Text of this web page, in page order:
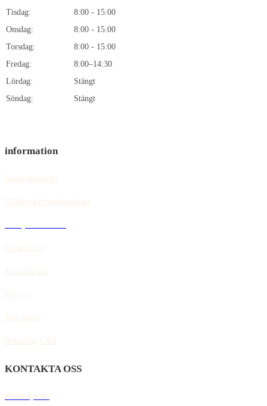
Tisdag:
8:00 - 15:00
Onsdag:
8:00 - 15:00
Torsdag:
8:00 - 15:00
Fredag:
8:00–14:30
Lördag:
Stängt
Söndag:
Stängt
information
Integritetspolicy
Villkor och bestämmelser
Returpolicy
Kontakta oss
Om oss
Mitt konto
Betalning EAN
KONTAKTA OSS
Plantelys.dk